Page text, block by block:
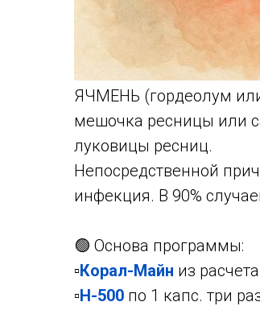
ЯЧМЕНЬ (гордеолум
мешочка ресницы или
луковицы ресниц.
Непосредственной
инфекция. В 90%
🟢 Основа программы:
▫️Корал-Майн из
▫️Н-500 по 1 капс. три